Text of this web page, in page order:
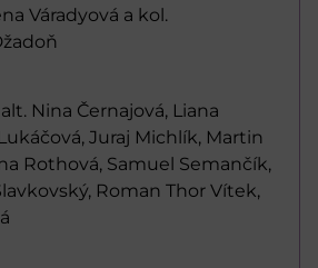
Váradyová a kol.
Nina Černajová, Liana
Juraj Michlík, Martin
Rothová, Samuel Semančík,
Roman Thor Vítek,